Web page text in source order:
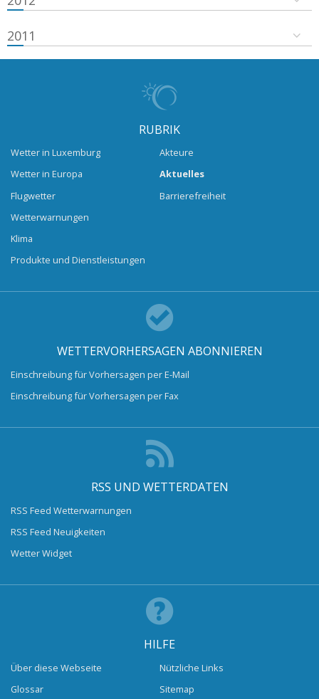
2011
RUBRIK
Wetter in Luxemburg
Wetter in Europa
Flugwetter
Wetterwarnungen
Klima
Produkte und Dienstleistungen
Akteure
Aktuelles
Barrierefreiheit
WETTERVORHERSAGEN ABONNIEREN
Einschreibung für Vorhersagen per E-Mail
Einschreibung für Vorhersagen per Fax
RSS UND WETTERDATEN
RSS Feed Wetterwarnungen
RSS Feed Neuigkeiten
Wetter Widget
HILFE
Über diese Webseite
Glossar
Nützliche Links
Sitemap